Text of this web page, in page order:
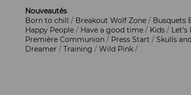
Nouveautés
Born to chill / Breakout Wolf Zone / Busquets
Happy People / Have a good time / Kids / Let's
Première Communion / Press Start / Skulls
Dreamer / Training / Wild Pink /